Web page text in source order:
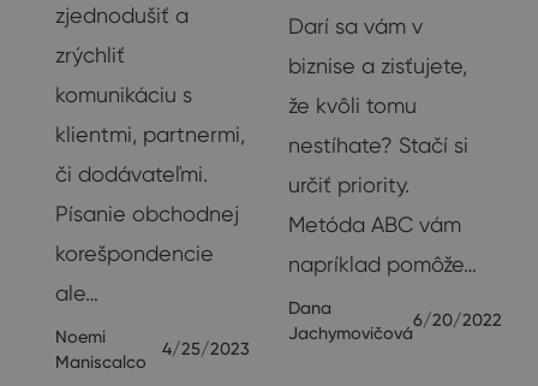
zjednodušiť a
zrýchliť
komunikáciu s
klientmi, partnermi,
či dodávateľmi.
Písanie obchodnej
korešpondencie
ale…
Noemi
Maniscalco
4/25/2023
Darí sa vám v
biznise a zisťujete,
že kvôli tomu
nestíhate? Stačí si
určiť priority.
Metóda ABC vám
napríklad pomôže…
Dana
Jachymovičová
6/20/2022